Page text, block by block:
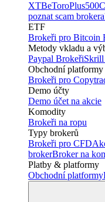
XTBeToroPlus500
poznat scam
ETF
Brokeři pro Bitcoin
Metody vkladu a
Paypal Brokeři
Obchodní platformy
Brokeři pro
Demo účty
Demo účet na akcie
Komodity
Brokeři na ropu
Typy brokerů
Brokeři pro CFD
brokerBroker na
Platby & platformy
Obchodní platformy